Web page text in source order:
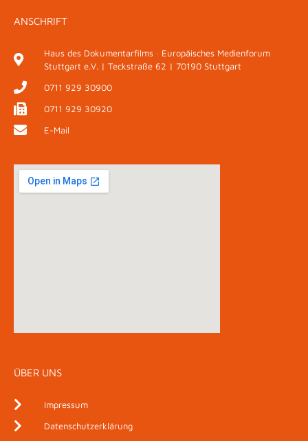
ANSCHRIFT
Haus des Dokumentarfilms · Europäisches Medienforum
Stuttgart e.V. | Teckstraße 62 | 70190 Stuttgart
0711 929 30900
0711 929 30920
E-Mail
ÜBER UNS
Impressum
Datenschutzerklärung